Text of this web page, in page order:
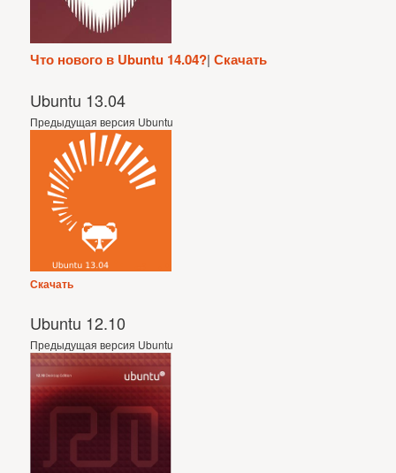
Что нового в Ubuntu 14.04?|Скачать
Ubuntu 13.04
Предыдущая версия Ubuntu
Скачать
Ubuntu 12.10
Предыдущая версия Ubuntu